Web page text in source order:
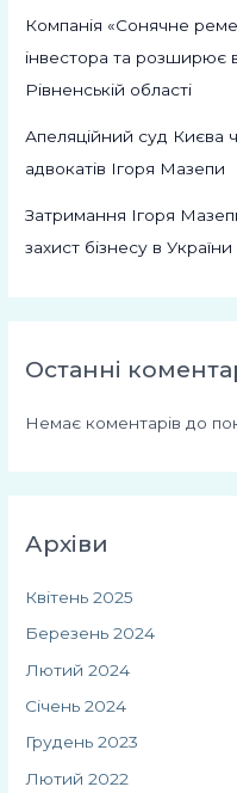
Компанія «Сонячне
інвестора та розширює
Рівненській області
Апеляційний суд Києва
адвокатів Ігоря Мазепи
Затримання Ігоря
захист бізнесу в України
Останні
Немає коментарів до
Архіви
Квітень 2025
Березень 2024
Лютий 2024
Січень 2024
Грудень 2023
Лютий 2022